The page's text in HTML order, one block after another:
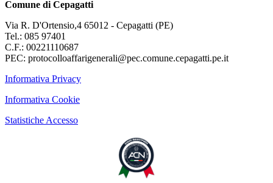
Comune di Cepagatti
Via R. D'Ortensio,4 65012 - Cepagatti (PE)
Tel.: 085 97401
C.F.: 00221110687
PEC: protocolloaffarigenerali@pec.comune.cepagatti.pe.it
Informativa Privacy
Informativa Cookie
Statistiche Accesso